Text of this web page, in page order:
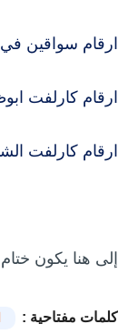
ارقام سواقين
ارقام كارلفت
ارقام كارلفت
إلى هنا يكون
كلمات مفتاحية :